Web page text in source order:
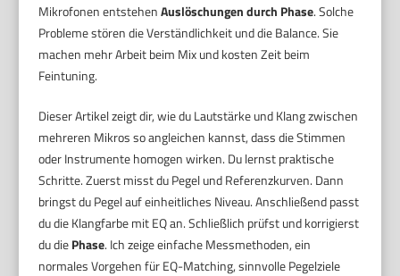
Mikrofonen entstehenAuslöschungen durch Phase. Solche
Probleme stören die Verständlichkeit und die Balance. Sie
machen mehr Arbeit beim Mix und kosten Zeit beim
Feintuning.
Dieser Artikel zeigt dir, wie du Lautstärke und Klang zwischen
mehreren Mikros so angleichen kannst, dass die Stimmen
oder Instrumente homogen wirken. Du lernst praktische
Schritte. Zuerst misst du Pegel und Referenzkurven. Dann
bringst du Pegel auf einheitliches Niveau. Anschließend passt
du die Klangfarbe mit EQ an. Schließlich prüfst und korrigierst
du diePhase. Ich zeige einfache Messmethoden, ein
normales Vorgehen für EQ-Matching, sinnvolle Pegelziele